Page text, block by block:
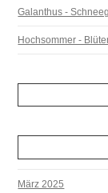
Galanthus -
Hochsommer -
März 2025